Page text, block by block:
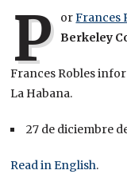
P orFrances
Berkeley
Frances Robles
La Habana.
27 de diciembre
Read in English.